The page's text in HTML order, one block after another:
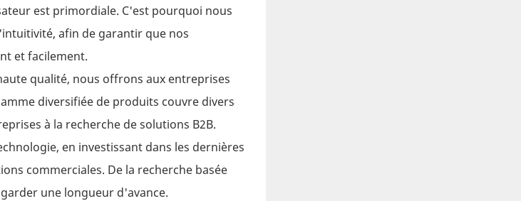
est primordiale. C'est pourquoi nous
afin de garantir que nos
et facilement.
qualité, nous offrons aux entreprises
diversifiée de produits couvre divers
à la recherche de solutions B2B.
en investissant dans les dernières
commerciales. De la recherche basée
une longueur d'avance.